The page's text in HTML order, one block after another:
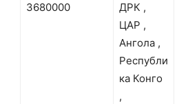
3680000
ДРК ,
ЦАР ,
Ангола ,
Республи
ка Конго
,